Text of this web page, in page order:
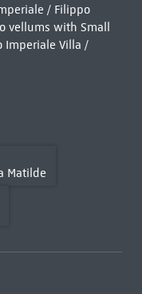
/ Filippo
vellums with Small
Imperiale Villa /
Matilde